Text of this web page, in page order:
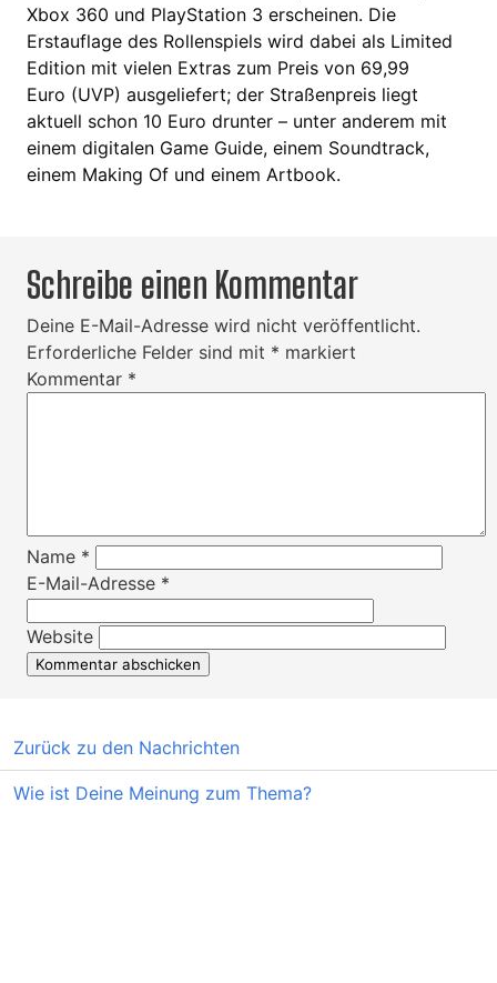
Xbox 360 und PlayStation 3 erscheinen. Die
Erstauflage des Rollenspiels wird dabei als Limited
Edition mit vielen Extras zum Preis von 69,99
Euro (UVP) ausgeliefert; der Straßenpreis liegt
aktuell schon 10 Euro drunter – unter anderem mit
einem digitalen Game Guide, einem Soundtrack,
einem Making Of und einem Artbook.
Schreibe einen Kommentar
Deine E-Mail-Adresse wird nicht veröffentlicht.
Erforderliche Felder sind mit * markiert
Kommentar *
Name *
E-Mail-Adresse *
Website
Zurück zu den Nachrichten
Wie ist Deine Meinung zum Thema?